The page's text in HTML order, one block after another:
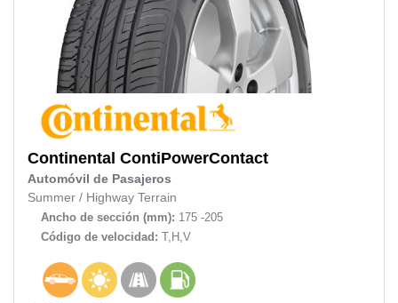
Continental ContiPowerContact
Automóvil de Pasajeros
Summer / Highway Terrain
Ancho de sección (mm): 175 -205
Código de velocidad: T,H,V